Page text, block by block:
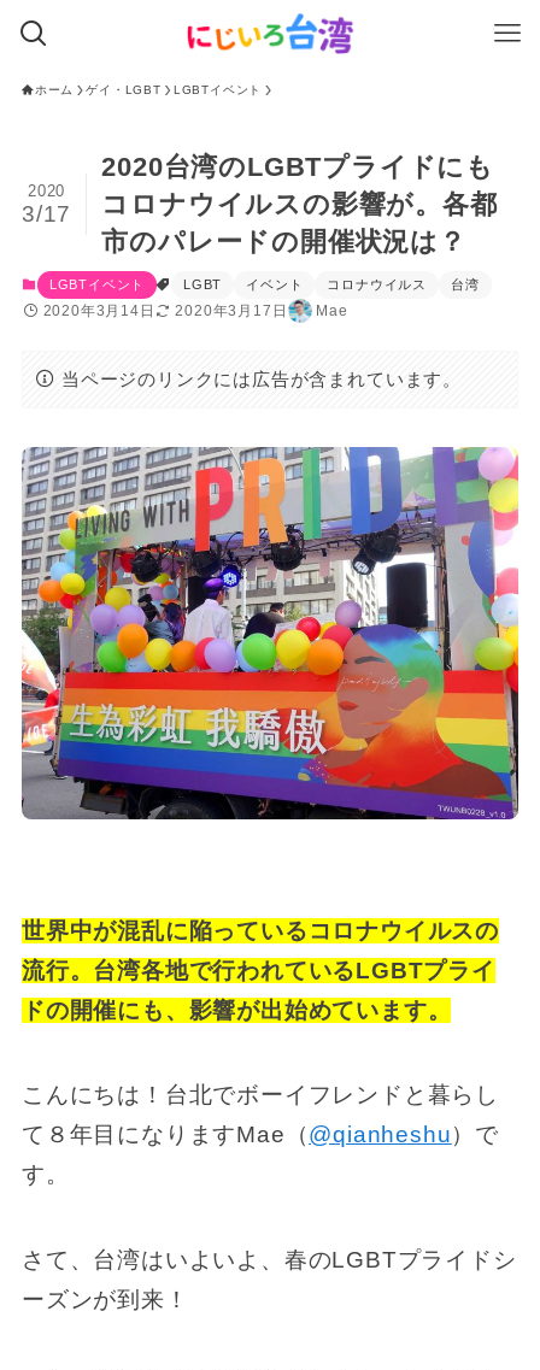
ホーム ゲイ・LGBT LGBTイベント
2020台湾のLGBTプライドにも
コロナウイルスの影響が。各都
市のパレードの開催状況は？
2020
3/17
LGBTイベント LGBT イベント コロナウイルス 台湾
2020年3月14日 2020年3月17日 Mae
当ページのリンクには広告が含まれています。
世界中が混乱に陥っているコロナウイルスの
流行。台湾各地で行われているLGBTプライ
ドの開催にも、影響が出始めています。
こんにちは！台北でボーイフレンドと暮らし
て８年目になりますMae（@qianheshu）で
す。
さて、台湾はいよいよ、春のLGBTプライドシ
ーズンが到来！